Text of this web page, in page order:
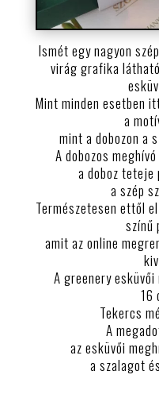
Ismét egy nagyon
virág grafika
Mint minden esetben
a
mint a dobozon a
A dobozos
a doboz
a szép
Természetesen ettől
színű
amit az online
A greenery
16
Tekercs
A
az esküvői
a szalagot